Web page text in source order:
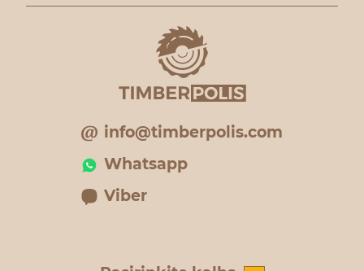
info@timberpolis.com
Whatsapp
Viber